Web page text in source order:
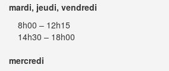
mardi, jeudi, vendredi
8h00 – 12h15
14h30 – 18h00
mercredi